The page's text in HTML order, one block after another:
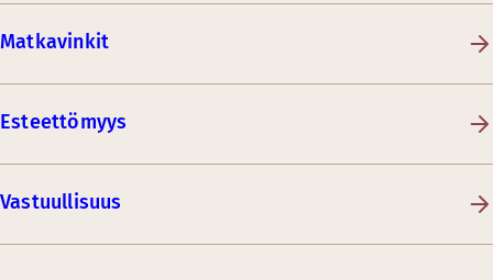
Matkavinkit
Esteettömyys
Vastuullisuus